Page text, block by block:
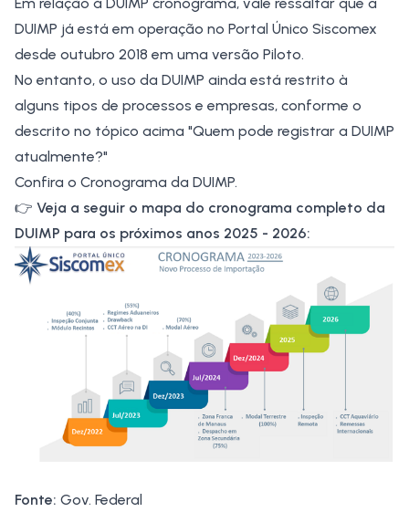
DUIMP já está em operação no Portal Único Siscomex
desde outubro 2018 em uma versão Piloto.
No entanto, o uso da DUIMP ainda está restrito à
alguns tipos de processos e empresas, conforme o
descrito no tópico acima "Quem pode registrar a DUIMP
atualmente?"
Confira o Cronograma da DUIMP.
👉 Veja a seguir o mapa do cronograma completo da
DUIMP para os próximos anos 2025 - 2026:
Fonte: Gov. Federal